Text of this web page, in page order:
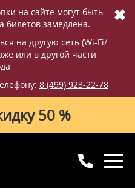
на сайте могут быть
билетов замедлена.
на другую сеть (Wi-Fi/
или в другой части
8 (499) 923-22-78
✖
50 %